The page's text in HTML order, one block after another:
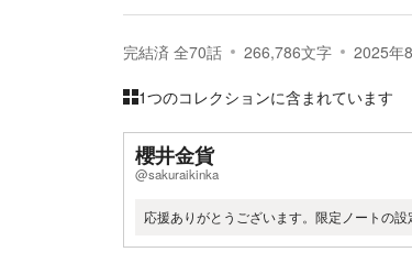
完結済 全70話 266,786文字 2025年
1つのコレクションに含まれています
櫻井金貨
@sakuraikinka
応援ありがとうございます。限定ノートの